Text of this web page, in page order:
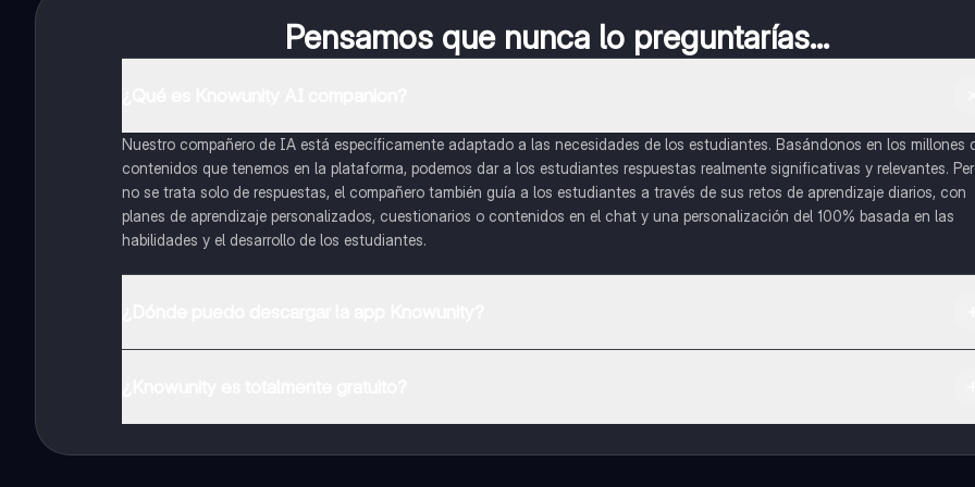
Pensamos que nunca lo preguntarías...
Nuestro compañero de IA está específicamente adaptado a las necesidades de los estudiantes. Basándonos en los millones
contenidos que tenemos en la plataforma, podemos dar a los estudiantes respuestas realmente significativas y relevantes.
no se trata solo de respuestas, el compañero también guía a los estudiantes a través de sus retos de aprendizaje diarios, con
planes de aprendizaje personalizados, cuestionarios o contenidos en el chat y una personalización del 100% basada en las
habilidades y el desarrollo de los estudiantes.
inmeditamente. Puedes ganar dinero utilizando la aplicación, que te permitirá acceder a determinadas funciones.